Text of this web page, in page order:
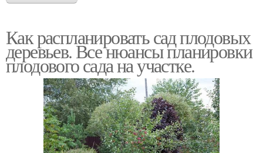
Как распланировать сад плодовых
деревьев. Все нюансы планировки
плодового сада на участке.